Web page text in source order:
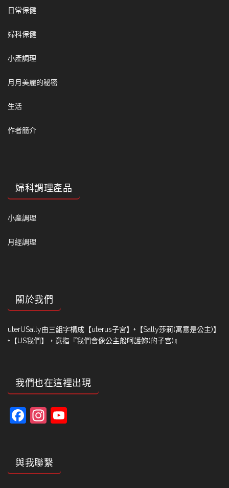
日常保健
婦科保健
小產調理
月月美麗的秘密
生活
作者簡介
婦科調理產品
小產調理
月經調理
關於我們
uterUSally由三組字構成【uterus子宮】+【Sally莎莉(寓意是公主)】
+【US我們】，意指『我們會像公主般呵護妳(的子宮)』
我們也在這裡出現
Facebook
Instagram
與我聯繫